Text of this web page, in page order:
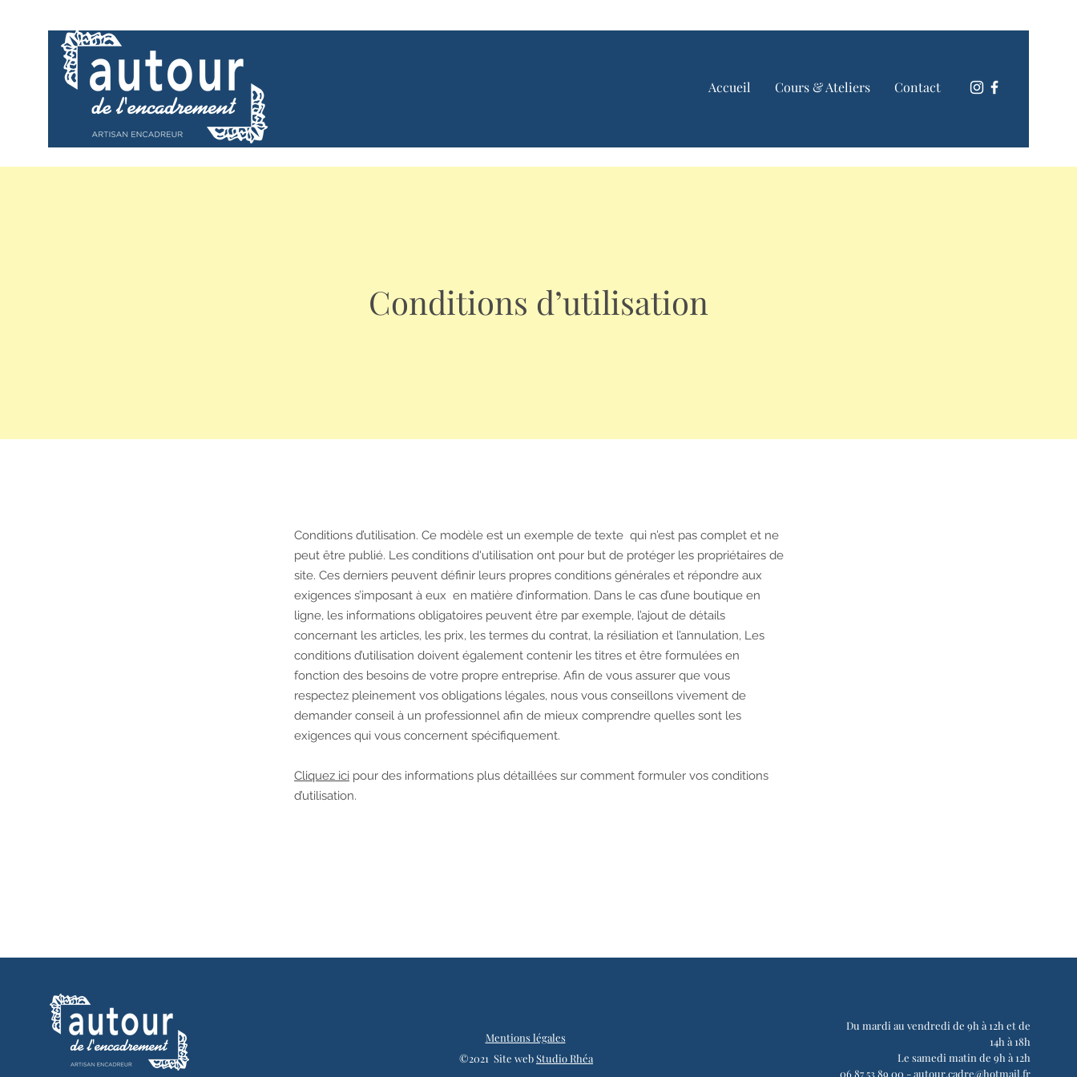
Accueil Cours & Ateliers Contact
Conditions d’utilisation
Conditions d’utilisation. Ce modèle est un exemple de texte qui n’est pas complet et ne
peut être publié. Les conditions d'utilisation ont pour but de protéger les propriétaires de
site. Ces derniers peuvent définir leurs propres conditions générales et répondre aux
exigences s’imposant à eux en matière d’information. Dans le cas d’une boutique en
ligne, les informations obligatoires peuvent être par exemple, l’ajout de détails
concernant les articles, les prix, les termes du contrat, la résiliation et l’annulation, Les
conditions d’utilisation doivent également contenir les titres et être formulées en
fonction des besoins de votre propre entreprise. Afin de vous assurer que vous
respectez pleinement vos obligations légales, nous vous conseillons vivement de
demander conseil à un professionnel afin de mieux comprendre quelles sont les
exigences qui vous concernent spécifiquement.
Cliquez ici pour des informations plus détaillées sur comment formuler vos conditions
d’utilisation.
Mentions légales
©2021 Site webStudio Rhéa
Du mardi au vendredi de 9h à 12h et de
14h à 18h
Le samedi matin de 9h à 12h
06 87 53 89 00 -autour.cadre@hotmail.fr